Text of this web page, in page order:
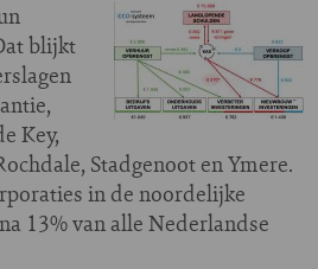
blijkt
Key,
Stadgenoot en Ymere.
in de noordelijke
13% van alle Nederlandse